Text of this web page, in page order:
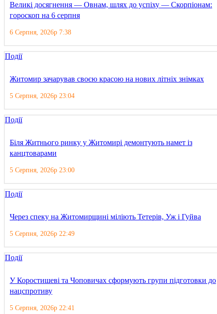
Великі досягнення — Овнам, шлях до успіху — Скорпіонам:
гороскоп на 6 серпня
6 Серпня, 2026р 7:38
Події
Житомир зачарував своєю красою на нових літніх знімках
5 Серпня, 2026р 23:04
Події
Біля Житнього ринку у Житомирі демонтують намет із
канцтоварами
5 Серпня, 2026р 23:00
Події
Через спеку на Житомирщині міліють Тетерів, Уж і Гуйва
5 Серпня, 2026р 22:49
Події
У Коростишеві та Чоповичах сформують групи підготовки до
нацспротиву
5 Серпня, 2026р 22:41